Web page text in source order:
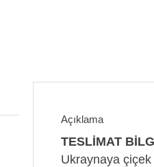
Açıklama
TESLİMAT
Ukraynaya